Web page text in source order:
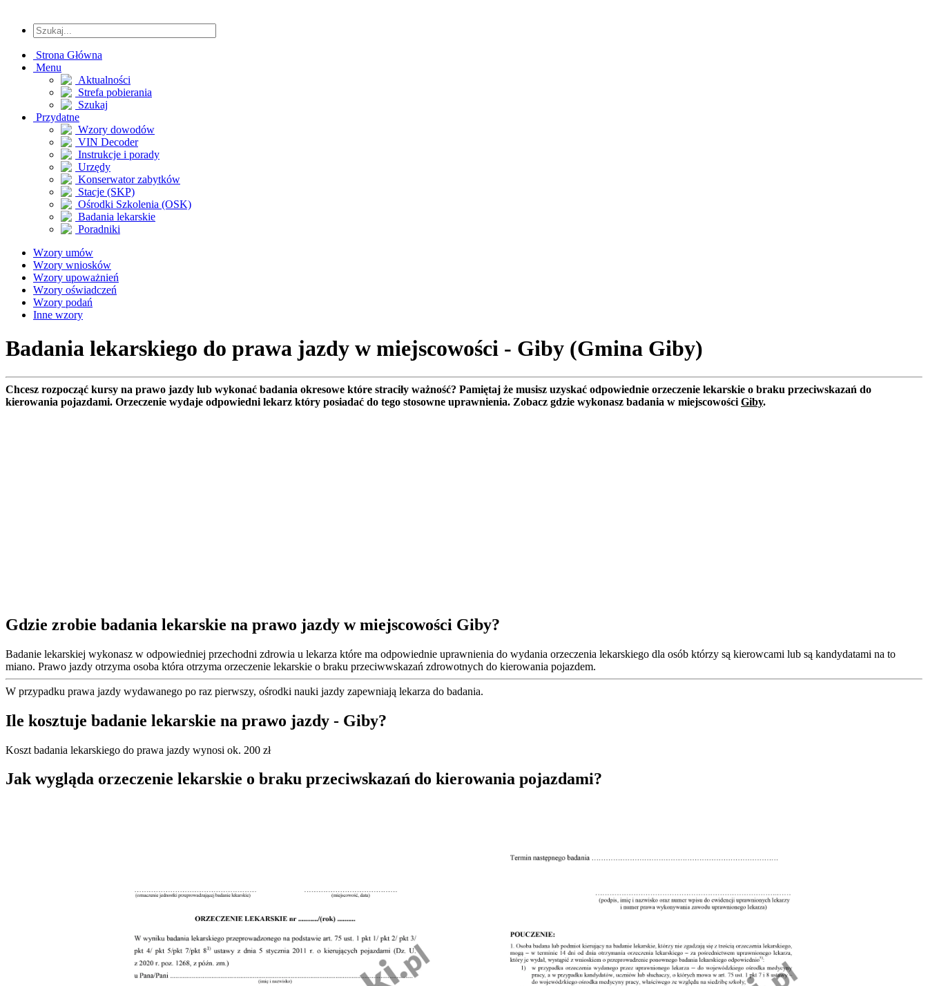
Strona Główna
Menu
Aktualności
Strefa pobierania
Szukaj
Przydatne
Wzory dowodów
VIN Decoder
Instrukcje i porady
Urzędy
Konserwator zabytków
Stacje (SKP)
Ośrodki Szkolenia (OSK)
Badania lekarskie
Poradniki
Wzory umów
Wzory wniosków
Wzory upoważnień
Wzory oświadczeń
Wzory podań
Inne wzory
Badania lekarskiego do prawa jazdy w miejscowości - Giby (Gmina Giby)
Chcesz rozpocząć kursy na prawo jazdy lub wykonać badania okresowe które straciły ważność? Pamiętaj że musisz uzyskać odpowiednie orzeczenie lekarskie o braku przeciwskazań do
kierowania pojazdami. Orzeczenie wydaje odpowiedni lekarz który posiadać do tego stosowne uprawnienia. Zobacz gdzie wykonasz badania w miejscowości Giby.
Gdzie zrobie badania lekarskie na prawo jazdy w miejscowości Giby?
Badanie lekarskiej wykonasz w odpowiedniej przechodni zdrowia u lekarza które ma odpowiednie uprawnienia do wydania orzeczenia lekarskiego dla osób którzy są kierowcami lub są kandydatami na to
miano. Prawo jazdy otrzyma osoba która otrzyma orzeczenie lekarskie o braku przeciwwskazań zdrowotnych do kierowania pojazdem.
W przypadku prawa jazdy wydawanego po raz pierwszy, ośrodki nauki jazdy zapewniają lekarza do badania.
Ile kosztuje badanie lekarskie na prawo jazdy - Giby?
Koszt badania lekarskiego do prawa jazdy wynosi ok. 200 zł
Jak wygląda orzeczenie lekarskie o braku przeciwskazań do kierowania pojazdami?